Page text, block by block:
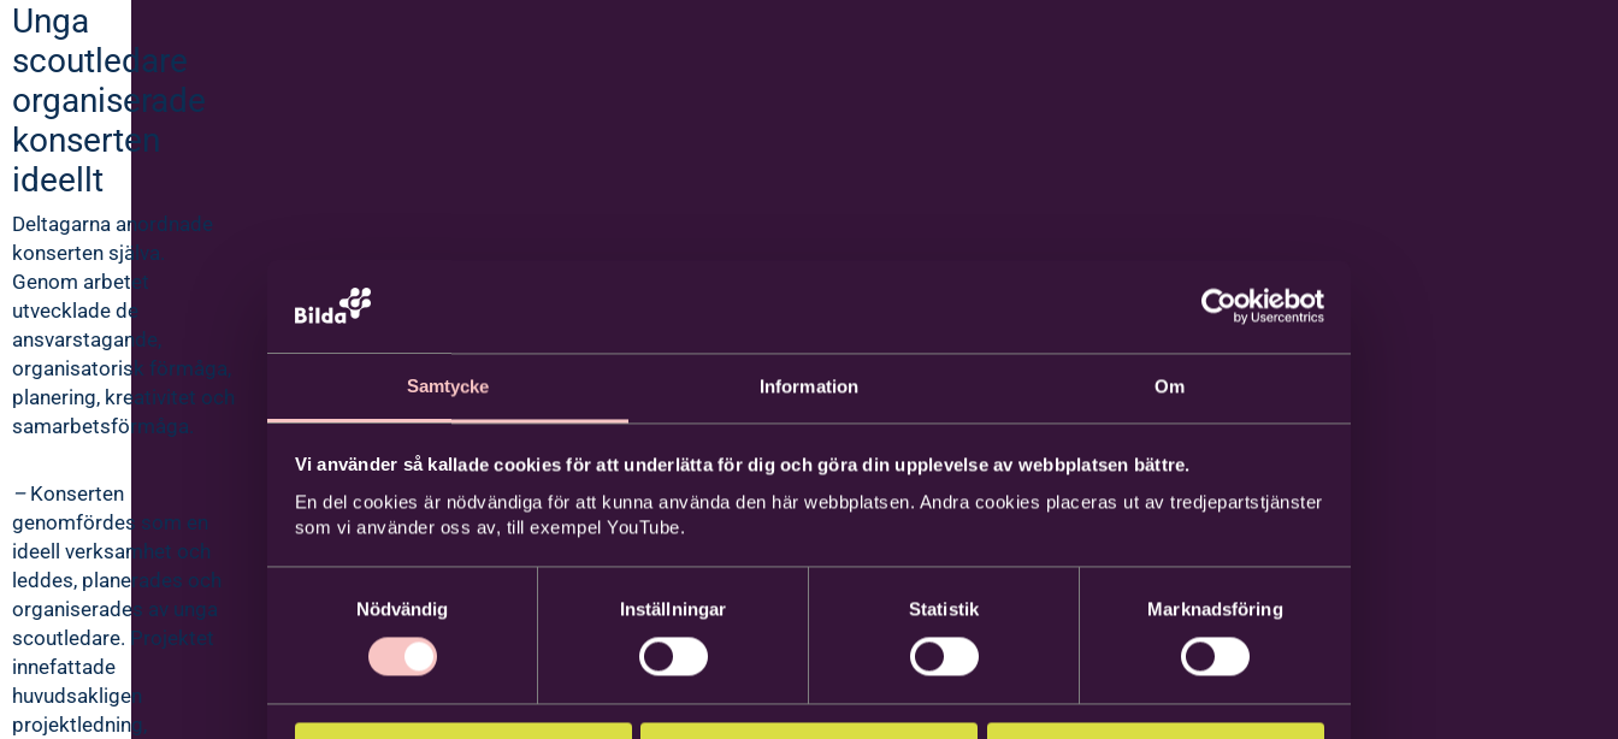
Samtycke Information Om
Vi använder så kallade cookies för att underlätta för dig och göra din upplevelse av webbplatsen bättre.
En del cookies är nödvändiga för att kunna använda den här webbplatsen. Andra cookies placeras ut av tredjepartstjänster
som vi använder oss av, till exempel YouTube.
Nödvändig
Inställningar Statistik Marknadsföring
Unga
scoutledare
organiserade
konserten
ideellt
Deltagarna anordnade
konserten själva.
Genom arbetet
utvecklade de
ansvarstagande,
organisatorisk förmåga,
planering, kreativitet och
samarbetsförmåga.
– Konserten
genomfördes som en
ideell verksamhet och
leddes, planerades och
organiserades av unga
scoutledare. Projektet
innefattade
huvudsakligen
projektledning,